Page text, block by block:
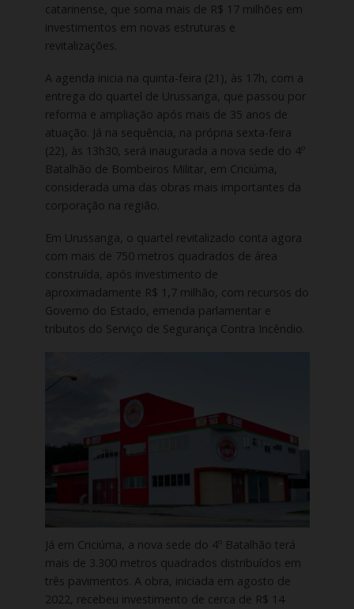
catarinense, que soma mais de R$ 17 milhões em
investimentos em novas estruturas e
revitalizações.
A agenda inicia na quinta-feira (21), às 17h, com a
entrega do quartel de Urussanga, que passou por
reforma e ampliação após mais de 35 anos de
atuação. Já na sequência, na própria sexta-feira
(22), às 13h30, será inaugurada a nova sede do 4º
Batalhão de Bombeiros Militar, em Criciúma,
considerada uma das obras mais importantes da
corporação na região.
Em Urussanga, o quartel revitalizado conta agora
com mais de 750 metros quadrados de área
construída, após investimento de
aproximadamente R$ 1,7 milhão, com recursos do
Governo do Estado, emenda parlamentar e
tributos do Serviço de Segurança Contra Incêndio.
Já em Criciúma, a nova sede do 4º Batalhão terá
mais de 3.300 metros quadrados distribuídos em
três pavimentos. A obra, iniciada em agosto de
2022, recebeu investimento de cerca de R$ 14